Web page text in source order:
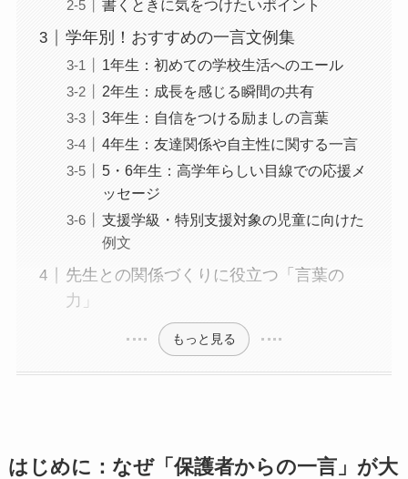
書くときに気をつけたいポイント
学年別！おすすめの一言文例集
1年生：初めての学校生活へのエール
2年生：成長を感じる瞬間の共有
3年生：自信をつける励ましの言葉
4年生：友達関係や自主性に関する一言
5・6年生：高学年らしい目線での応援メ
ッセージ
支援学級・特別支援対象の児童に向けた
例文
先生との関係づくりに役立つ「言葉の
力」
もっと見る
はじめに：なぜ「保護者からの一言」が大